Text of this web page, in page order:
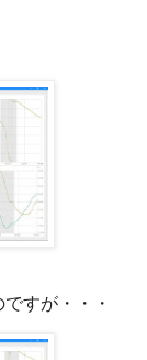
すが・・・